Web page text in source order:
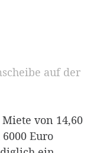
von 14,60
Euro